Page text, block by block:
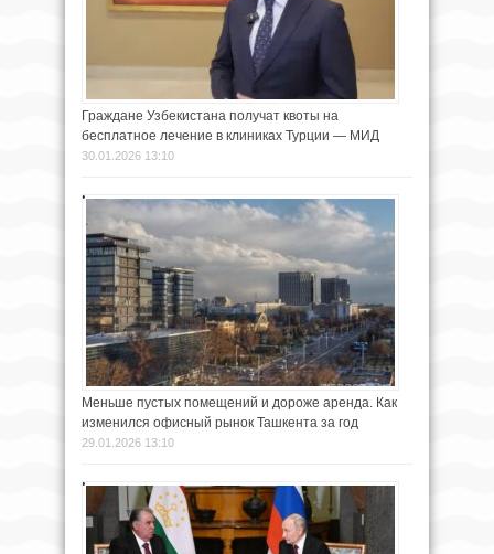
Граждане Узбекистана получат квоты на
бесплатное лечение в клиниках Турции — МИД
30.01.2026 13:10
Меньше пустых помещений и дороже аренда. Как
изменился офисный рынок Ташкента за год
29.01.2026 13:10